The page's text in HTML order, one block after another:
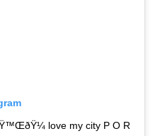
love my city P O R